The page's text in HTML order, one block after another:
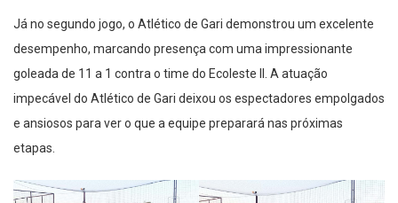
Já no segundo jogo, o Atlético de Gari demonstrou um excelente
desempenho, marcando presença com uma impressionante
goleada de 11 a 1 contra o time do Ecoleste II. A atuação
impecável do Atlético de Gari deixou os espectadores empolgados
e ansiosos para ver o que a equipe preparará nas próximas
etapas.